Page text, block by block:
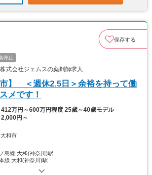
保存する
停止
式会社ジェムスの薬剤師求人
市】 ＜週休2.5日＞余裕を持って働
メです！
412万円～600万円程度 25歳～40歳モデル
2,000円～
和市
島線 大和(神奈川)駅
線 大和(神奈川)駅